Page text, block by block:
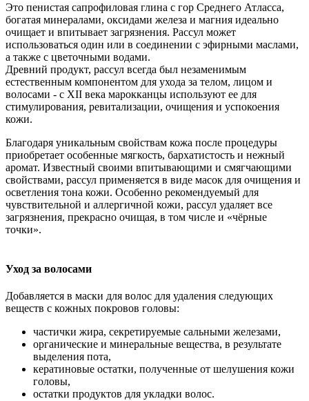
Это пенистая сапрофиловая глина с гор Среднего Атласса,
богатая минералами, оксидами железа и магния идеально
очищает и впитывает загрязнения. Рассул может
использоваться один или в соединении с эфирными маслами,
а также с цветочными водами.
Древний продукт, рассул всегда был незаменимым
естественным компонентом для ухода за телом, лицом и
волосами - с XII века марокканцы используют ее для
стимулирования, ревитализации, очищения и успокоения
кожи.
Благодаря уникальным свойствам кожа после процедуры
приобретает особенные мягкость, бархатистость и нежный
аромат. Известный своими впитывающими и смягчающими
свойствами, рассул применяется в виде масок для очищения и
осветления тона кожи. Особенно рекомендуемый для
чувствительной и аллергичной кожи, рассул удаляет все
загрязнения, прекрасно очищая, в том числе и «чёрные
точки».
Уход за волосами
Добавляется в маски для волос для удаления следующих
веществ с кожных покровов головы:
частички жира, секретируемые сальными железами,
органические и минеральные вещества, в результате
выделения пота,
кератиновые остатки, полученные от шелушения кожи
головы,
остатки продуктов для укладки волос.